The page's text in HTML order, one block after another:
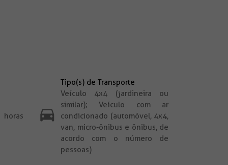
Tipo(s) de Transporte
Veículo 4x4 (jardineira ou
similar); Veículo com ar
condicionado (automóvel, 4x4,
van, micro-ônibus e ônibus, de
acordo com o número de
pessoas)